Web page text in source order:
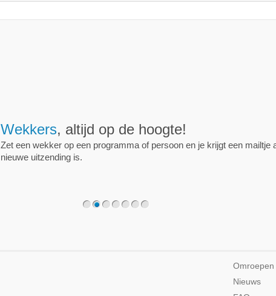
Wekkers, altijd op de hoogte!
Zet een wekker op een programma of persoon en je krijgt een mailtje
nieuwe uitzending is.
Omroepen
Nieuws